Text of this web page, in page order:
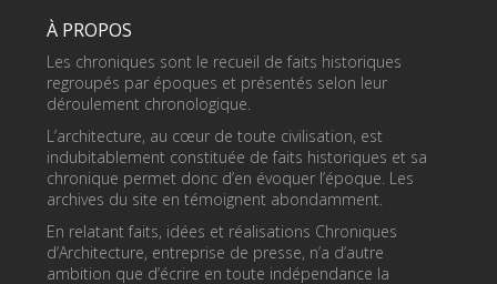
À PROPOS
Les chroniques sont le recueil de faits historiques
regroupés par époques et présentés selon leur
déroulement chronologique.
L’architecture, au cœur de toute civilisation, est
indubitablement constituée de faits historiques et sa
chronique permet donc d’en évoquer l’époque. Les
archives du site en témoignent abondamment.
En relatant faits, idées et réalisations Chroniques
d’Architecture, entreprise de presse, n’a d’autre
ambition que d’écrire en toute indépendance la